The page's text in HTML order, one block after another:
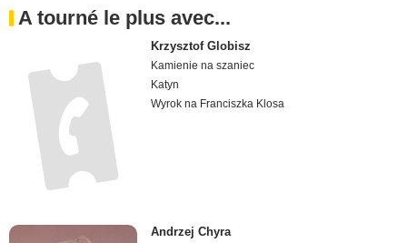
A tourné le plus avec...
Krzysztof Globisz
Kamienie na szaniec
Katyn
Wyrok na Franciszka Klosa
Andrzej Chyra